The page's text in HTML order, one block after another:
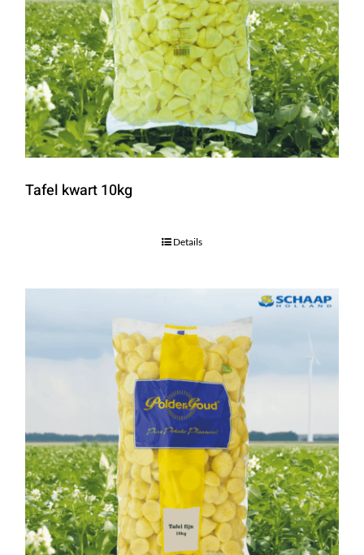
Tafel kwart 10kg
Details